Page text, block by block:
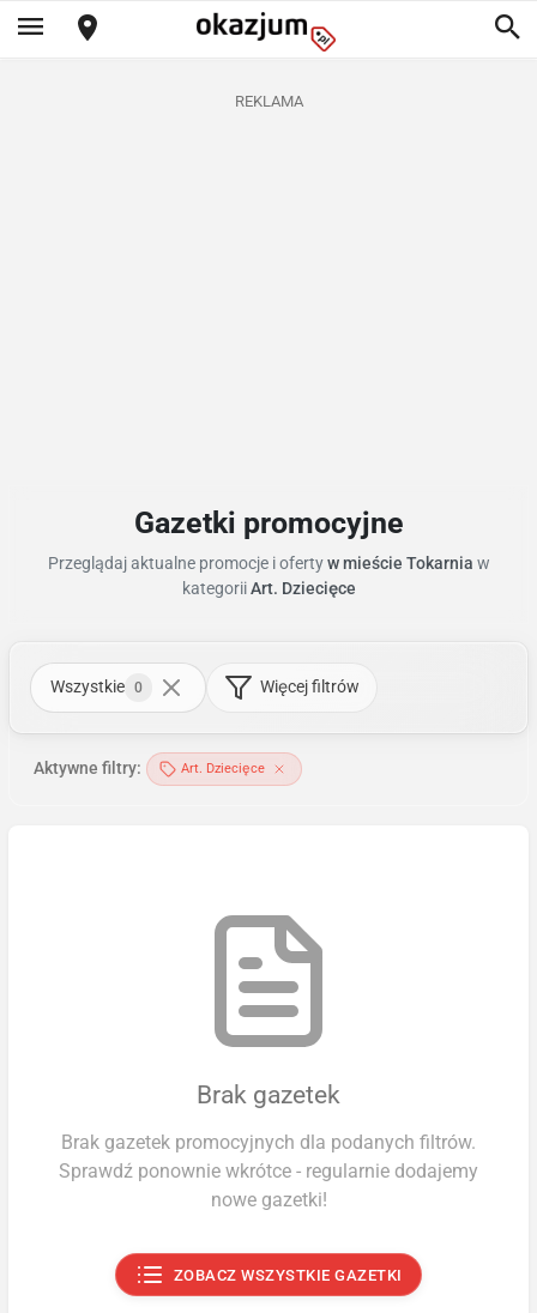
REKLAMA
Gazetki promocyjne
Przeglądaj aktualne promocje i ofertyw mieście Tokarnia w
kategoriiArt. Dziecięce
Wszystkie 0 Więcej filtrów
Aktywne filtry: Art. Dziecięce
Brak gazetek
Brak gazetek promocyjnych dla podanych filtrów.
Sprawdź ponownie wkrótce - regularnie dodajemy
nowe gazetki!
ZOBACZ WSZYSTKIE GAZETKI